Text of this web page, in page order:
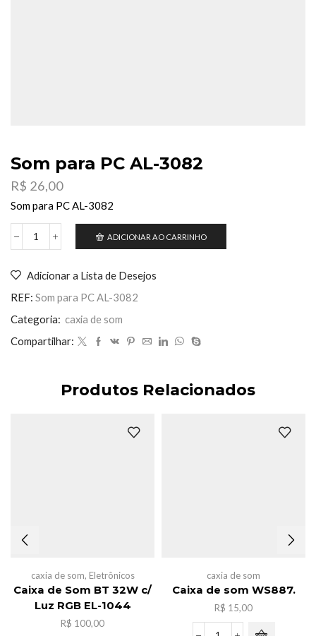
Som para PC AL-3082
R$ 26,00
Som para PC AL-3082
Som
AL-
3082
quantidade
ADICIONAR AO CARRINHO
Adicionar a Lista de Desejos
REF: Som para PC AL-3082
Categoria: caxia de som
Compartilhar:
Produtos Relacionados
caxia de som, Eletrônicos
Caixa de Som BT 32W c/
Luz RGB EL-1044
R$ 100,00
caxia de som
Caixa de som WS887.
R$ 15,00